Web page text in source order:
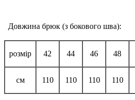
Довжина брюк (з бокового шва):
розмір 42 44 46 48
см 110 110 110 110